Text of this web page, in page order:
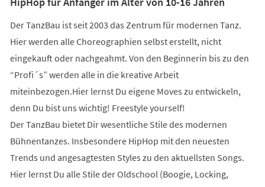
Der TanzBau ist seit 2003 das Zentrum für modernen Tanz.
Hier werden alle Choreographien selbst erstellt, nicht
eingekauft oder nachgeahmt. Von den Beginnerin bis zu den
“Profi´s” werden alle in die kreative Arbeit
miteinbezogen.Hier lernst Du eigene Moves zu entwickeln,
denn Du bist uns wichtig! Freestyle yourself!
Der TanzBau bietet Dir wesentliche Stile des modernen
Bühnentanzes. Insbesondere HipHop mit den neuesten
Trends und angesagtesten Styles zu den aktuellsten Songs.
Hier lernst Du alle Stile der Oldschool (Boogie, Locking,